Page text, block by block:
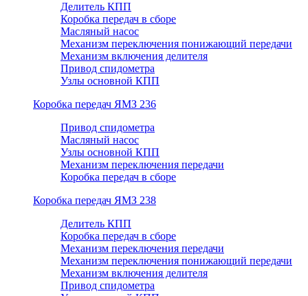
Делитель КПП
Коробка передач в сборе
Масляный насос
Механизм переключения понижающий передачи
Механизм включения делителя
Привод спидометра
Узлы основной КПП
Коробка передач ЯМЗ 236
Привод спидометра
Масляный насос
Узлы основной КПП
Механизм переключения передачи
Коробка передач в сборе
Коробка передач ЯМЗ 238
Делитель КПП
Коробка передач в сборе
Механизм переключения передачи
Механизм переключения понижающий передачи
Механизм включения делителя
Привод спидометра